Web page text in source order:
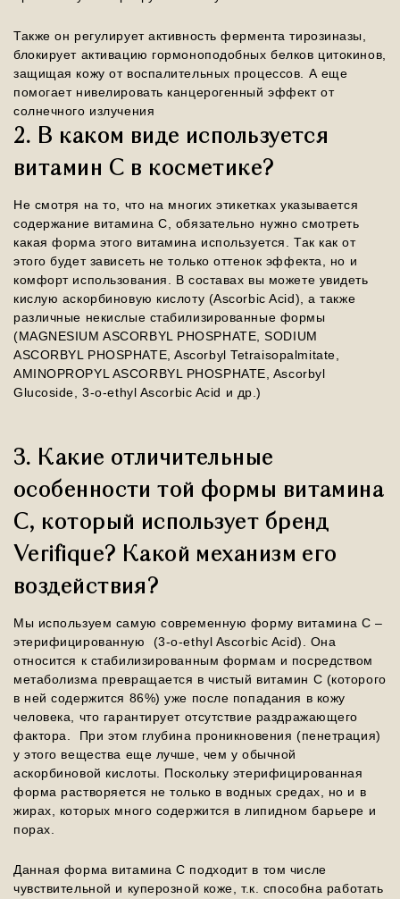
Также он регулирует активность фермента тирозиназы,
блокирует активацию гормоноподобных белков цитокинов,
защищая кожу от воспалительных процессов. А еще
помогает нивелировать канцерогенный эффект от
солнечного излучения
2. В каком виде используется
витамин С в косметике?
Не смотря на то, что на многих этикетках указывается
содержание витамина С, обязательно нужно смотреть
какая форма этого витамина используется. Так как от
этого будет зависеть не только оттенок эффекта, но и
комфорт использования. В составах вы можете увидеть
кислую аскорбиновую кислоту (Ascorbic Acid), а также
различные некислые стабилизированные формы
(MAGNESIUM ASCORBYL PHOSPHATE, SODIUM
ASCORBYL PHOSPHATE, Ascorbyl Tetraisopalmitate,
AMINOPROPYL ASCORBYL PHOSPHATE, Ascorbyl
Glucoside, 3-o-ethyl Ascorbic Acid и др.)
3. Какие отличительные
особенности той формы витамина
С, который использует бренд
Verifique? Какой механизм его
воздействия?
Мы используем самую современную форму витамина С –
этерифицированную (3-o-ethyl Ascorbic Acid). Она
относится к стабилизированным формам и посредством
метаболизма превращается в чистый витамин С (которого
в ней содержится 86%) уже после попадания в кожу
человека, что гарантирует отсутствие раздражающего
фактора. При этом глубина проникновения (пенетрация)
у этого вещества еще лучше, чем у обычной
аскорбиновой кислоты. Поскольку этерифицированная
форма растворяется не только в водных средах, но и в
жирах, которых много содержится в липидном барьере и
порах.
Данная форма витамина С подходит в том числе
чувствительной и куперозной коже, т.к. способна работать